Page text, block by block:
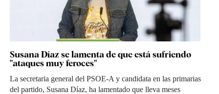
Susana Díaz se lamenta de que está sufriendo
"ataques muy feroces"
La secretaria general del PSOE-A y candidata en las primarias
del partido, Susana Díaz, ha lamentado que lleva meses